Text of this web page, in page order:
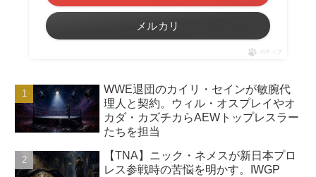
メルカリ
ポチップ
WWE退団のカイリ・セインが敏腕代
理人と契約。ウィル・オスプレイやオ
カダ・カズチカらAEWトップレスラー
たちを担当
【TNA】ニック・ネメスが新日本プロ
レス参戦時の苦悩を明かす。IWGP